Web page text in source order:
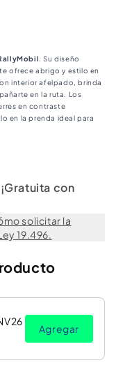
. Su diseño
te ofrece abrigo y estilo en
interior afelpado, brinda
en la ruta. Los
en contraste
en la prenda ideal para
Biobío
con
solicitar la
19.496.
Agregar